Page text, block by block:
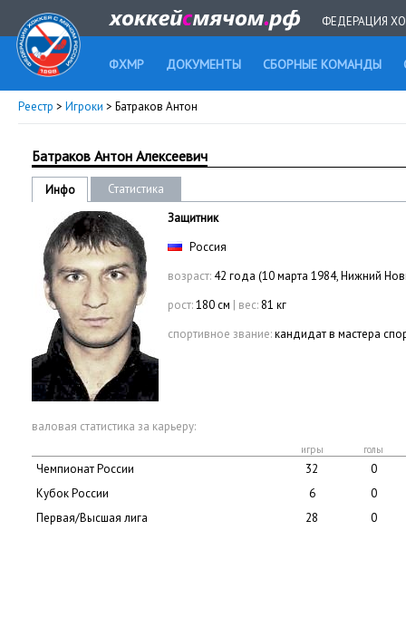
ФЕДЕРАЦИЯ
ФХМР ДОКУМЕНТЫ СБОРНЫЕ КОМАНДЫ
Реестр > Игроки > Батраков Антон
Батраков Антон Алексеевич
Инфо
Статистика
Защитник
Россия
возраст: 42 года (10 марта 1984, Нижний
рост:180 см | вес: 81 кг
спортивное звание:кандидат в мастера
валовая статистика за карьеру:
игры голы
Чемпионат России 32
0
Кубок России
6
0
Первая/Высшая лига
28 0